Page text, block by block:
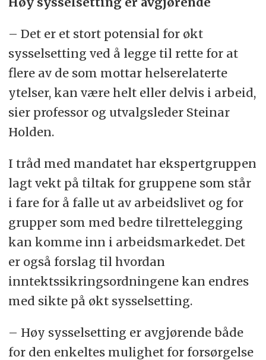
– Det er et stort potensial for økt
sysselsetting ved å legge til rette for at
flere av de som mottar helserelaterte
ytelser, kan være helt eller delvis i arbeid,
sier professor og utvalgsleder Steinar
Holden.
I tråd med mandatet har ekspertgruppen
lagt vekt på tiltak for gruppene som står
i fare for å falle ut av arbeidslivet og for
grupper som med bedre tilrettelegging
kan komme inn i arbeidsmarkedet. Det
er også forslag til hvordan
inntektssikringsordningene kan endres
med sikte på økt sysselsetting.
– Høy sysselsetting er avgjørende både
for den enkeltes mulighet for forsørgelse